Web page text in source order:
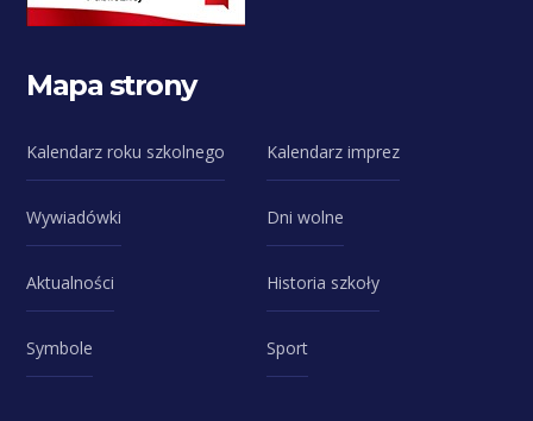
Mapa strony
Kalendarz roku szkolnego Kalendarz imprez
Wywiadówki Dni wolne
Aktualności Historia szkoły
Symbole Sport